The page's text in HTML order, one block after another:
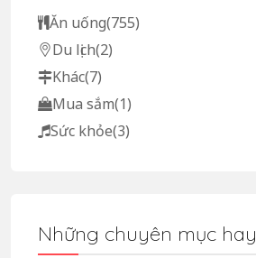
Ăn uống(755)
Du lịch(2)
Khác(7)
Mua sắm(1)
Sức khỏe(3)
Những chuyên mục hay